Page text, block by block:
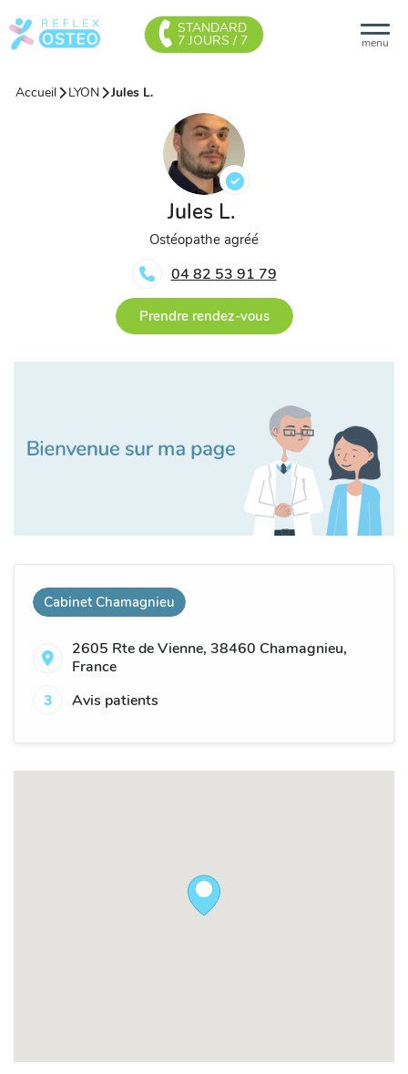
menu
STANDARD
7 JOURS / 7
Accueil LYON Jules L.
Jules L.
Ostéopathe agréé
04 82 53 91 79
Prendre rendez-vous
Cabinet Chamagnieu
2605 Rte de Vienne, 38460 Chamagnieu,
France
3
Avis patients